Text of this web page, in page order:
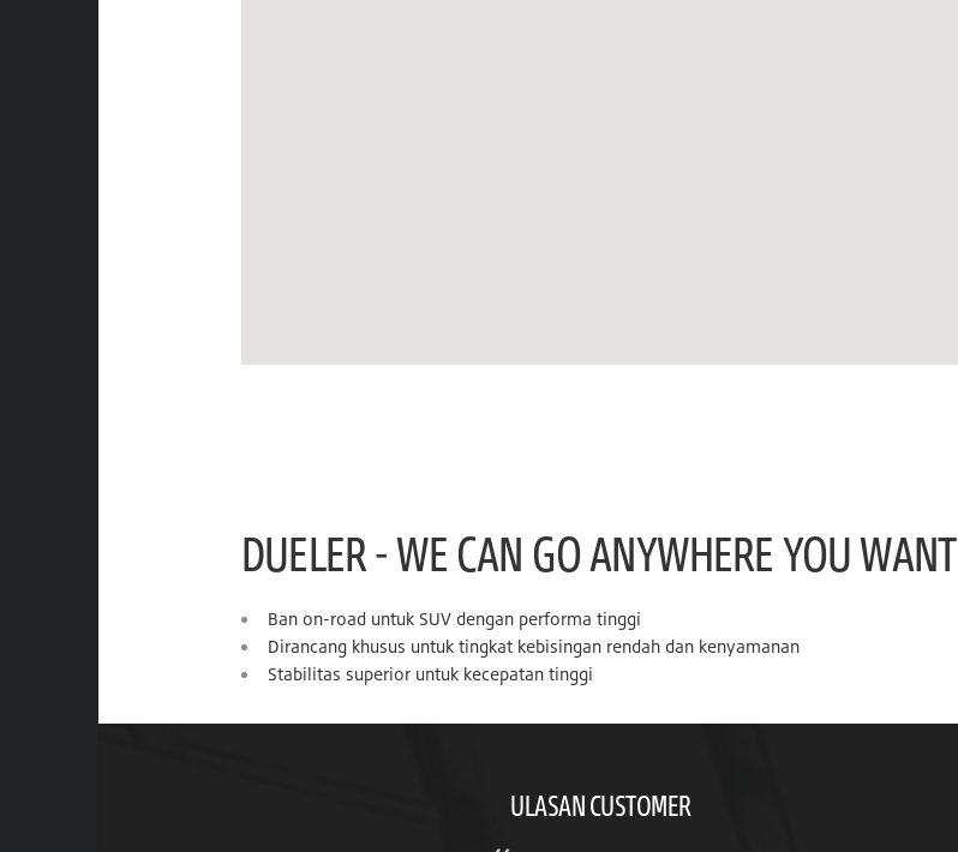
DUELER - WE CAN GO ANYWHERE YOU WANT
Ban on-road untuk SUV dengan performa tinggi
Dirancang khusus untuk tingkat kebisingan rendah dan kenyamanan
Stabilitas superior untuk kecepatan tinggi
ULASAN CUSTOMER